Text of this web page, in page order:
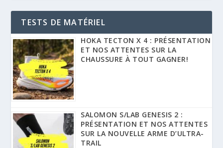
TESTS DE MATÉRIEL
HOKA TECTON X 4 : PRÉSENTATION
ET NOS ATTENTES SUR LA
CHAUSSURE À TOUT GAGNER!
SALOMON S/LAB GENESIS 2 :
PRÉSENTATION ET NOS ATTENTES
SUR LA NOUVELLE ARME D’ULTRA-
TRAIL